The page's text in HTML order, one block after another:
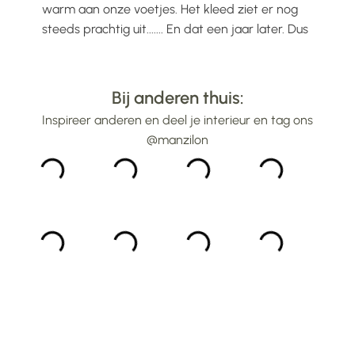
warm aan onze voetjes. Het kleed ziet er nog
steeds prachtig uit....... En dat een jaar later. Dus
Bij anderen thuis:
Inspireer anderen en deel je interieur en tag ons
@manzilon